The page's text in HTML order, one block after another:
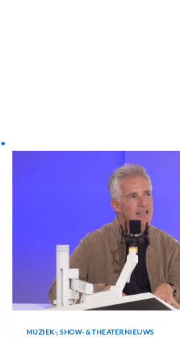
MUZIEK-, SHOW- & THEATERNIEUWS